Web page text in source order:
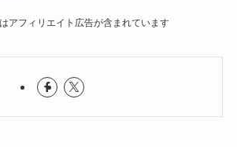
アフィリエイト広告が含まれています